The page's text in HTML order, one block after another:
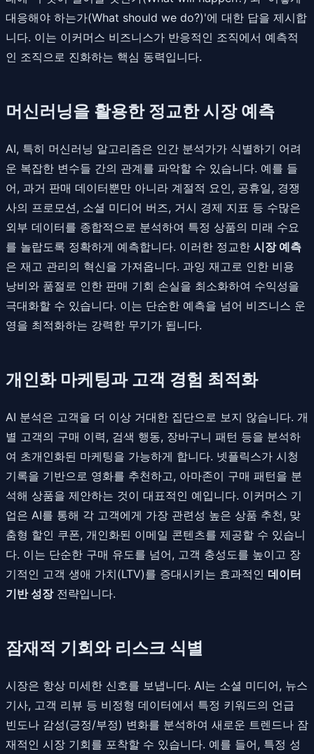
대응해야 하는가(What should we do?)'에 대한 답을 제시합
니다. 이는 이커머스 비즈니스가 반응적인 조직에서 예측적
인 조직으로 진화하는 핵심 동력입니다.
머신러닝을 활용한 정교한 시장 예측
AI, 특히 머신러닝 알고리즘은 인간 분석가가 식별하기 어려
운 복잡한 변수들 간의 관계를 파악할 수 있습니다. 예를 들
어, 과거 판매 데이터뿐만 아니라 계절적 요인, 공휴일, 경쟁
사의 프로모션, 소셜 미디어 버즈, 거시 경제 지표 등 수많은
외부 데이터를 종합적으로 분석하여 특정 상품의 미래 수요
를 놀랍도록 정확하게 예측합니다. 이러한 정교한 시장 예측
은 재고 관리의 혁신을 가져옵니다. 과잉 재고로 인한 비용
낭비와 품절로 인한 판매 기회 손실을 최소화하여 수익성을
극대화할 수 있습니다. 이는 단순한 예측을 넘어 비즈니스 운
영을 최적화하는 강력한 무기가 됩니다.
개인화 마케팅과 고객 경험 최적화
AI 분석은 고객을 더 이상 거대한 집단으로 보지 않습니다. 개
별 고객의 구매 이력, 검색 행동, 장바구니 패턴 등을 분석하
여 초개인화된 마케팅을 가능하게 합니다. 넷플릭스가 시청
기록을 기반으로 영화를 추천하고, 아마존이 구매 패턴을 분
석해 상품을 제안하는 것이 대표적인 예입니다. 이커머스 기
업은 AI를 통해 각 고객에게 가장 관련성 높은 상품 추천, 맞
춤형 할인 쿠폰, 개인화된 이메일 콘텐츠를 제공할 수 있습니
다. 이는 단순한 구매 유도를 넘어, 고객 충성도를 높이고 장
기적인 고객 생애 가치(LTV)를 증대시키는 효과적인 데이터
기반 성장전략입니다.
잠재적 기회와 리스크 식별
시장은 항상 미세한 신호를 보냅니다. AI는 소셜 미디어, 뉴스
기사, 고객 리뷰 등 비정형 데이터에서 특정 키워드의 언급
빈도나 감성(긍정/부정) 변화를 분석하여 새로운 트렌드나 잠
재적인 시장 기회를 포착할 수 있습니다. 예를 들어, 특정 성